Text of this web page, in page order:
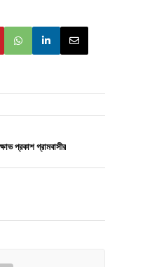
প্রকাশ গ্রামবাসীর